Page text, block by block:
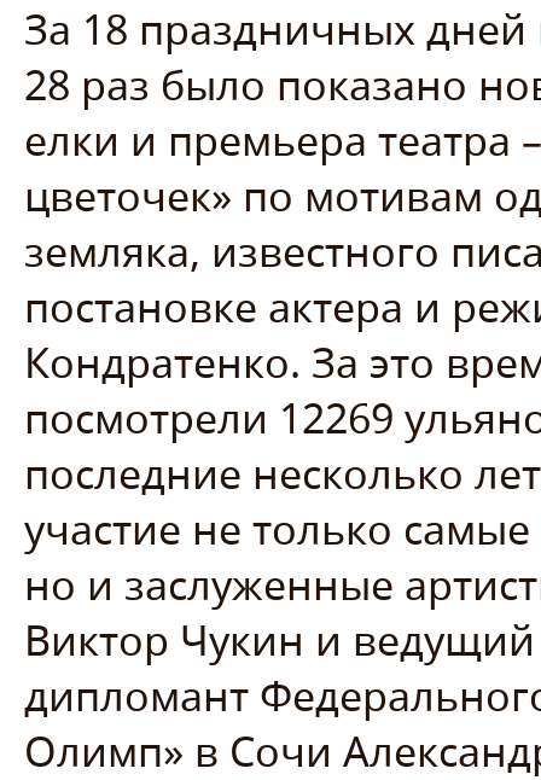
За 18 праздничных
28 раз было показано
елки и премьера театра
цветочек» по мотивам
земляка, известного
постановке актера и
Кондратенко. За это
посмотрели 12269
последние несколько
участие не только
но и заслуженные
Виктор Чукин и
дипломант
Олимп» в Сочи